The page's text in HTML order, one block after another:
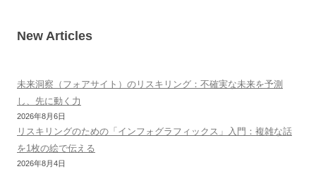
New Articles
未来洞察（フォアサイト）のリスキリング：不確実な未来を予測
し、先に動く力
2026年8月6日
リスキリングのための「インフォグラフィックス」入門：複雑な話
を1枚の絵で伝える
2026年8月4日